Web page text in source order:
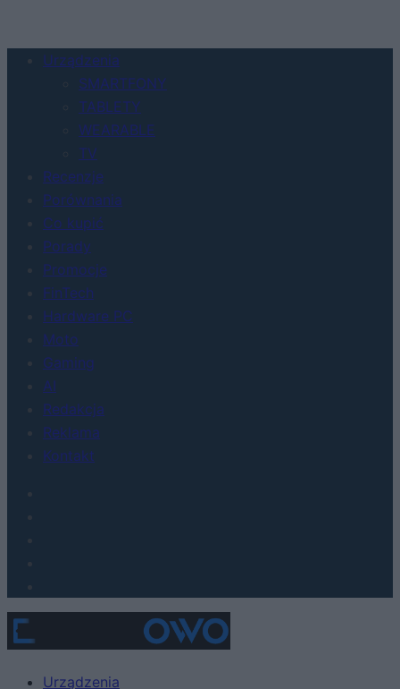
Urządzenia
SMARTFONY
TABLETY
WEARABLE
TV
Recenzje
Porównania
Co kupić
Porady
Promocje
FinTech
Hardware PC
Moto
Gaming
AI
Redakcja
Reklama
Kontakt
Urządzenia